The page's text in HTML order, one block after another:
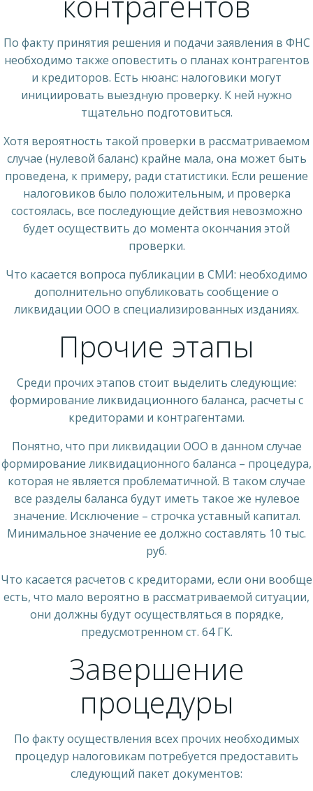
По факту принятия решения и подачи заявления в ФНС
необходимо также оповестить о планах контрагентов
и кредиторов. Есть нюанс: налоговики могут
инициировать выездную проверку. К ней нужно
тщательно подготовиться.
Хотя вероятность такой проверки в рассматриваемом
случае (нулевой баланс) крайне мала, она может быть
проведена, к примеру, ради статистики. Если решение
налоговиков было положительным, и проверка
состоялась, все последующие действия невозможно
будет осуществить до момента окончания этой
проверки.
Что касается вопроса публикации в СМИ: необходимо
дополнительно опубликовать сообщение о
ликвидации ООО в специализированных изданиях.
Прочие этапы
Среди прочих этапов стоит выделить следующие:
формирование ликвидационного баланса, расчеты с
кредиторами и контрагентами.
Понятно, что при ликвидации ООО в данном случае
формирование ликвидационного баланса – процедура,
которая не является проблематичной. В таком случае
все разделы баланса будут иметь такое же нулевое
значение. Исключение – строчка уставный капитал.
Минимальное значение ее должно составлять 10 тыс.
руб.
Что касается расчетов с кредиторами, если они вообще
есть, что мало вероятно в рассматриваемой ситуации,
они должны будут осуществляться в порядке,
предусмотренном ст. 64 ГК.
Завершение
процедуры
По факту осуществления всех прочих необходимых
процедур налоговикам потребуется предоставить
следующий пакет документов: